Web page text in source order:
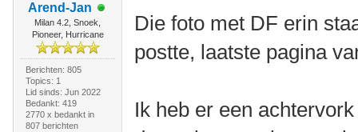
Arend-Jan
Milan 4.2, Snoek,
Pioneer, Hurricane
Berichten: 805
Topics: 1
Lid sinds: Jun 2022
Bedankt: 419
2770 x bedankt in
807 berichten
Die foto met DF erin
postte, laatste pagina
Ik heb er een